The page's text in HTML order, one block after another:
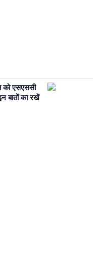
एसएससी
बातों का रखें